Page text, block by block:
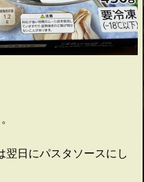
翌日にパスタソースにし